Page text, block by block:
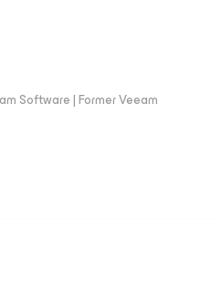
Software | Former Veeam